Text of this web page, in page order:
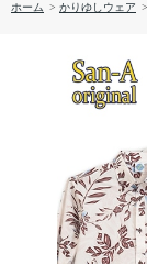
ホーム > かりゆしウェア >